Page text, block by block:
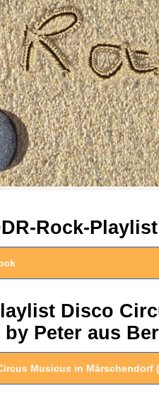
Rock-
Disco
by Peter aus
Musicus in Märschendorf